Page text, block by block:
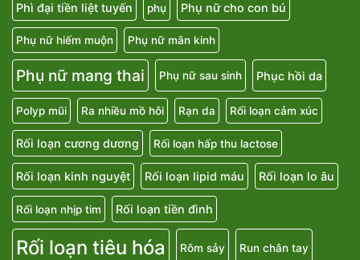
Phì đại tiền liệt tuyến phụ Phụ nữ cho con bú
Phụ nữ hiếm muộn Phụ nữ mãn kinh
Phụ nữ mang thai Phụ nữ sau sinh Phục hồi da
Polyp mũi Ra nhiều mồ hôi Rạn da Rối loạn cảm xúc
Rối loạn cương dương Rối loạn hấp thu lactose
Rối loạn kinh nguyệt Rối loạn lipid máu Rối loạn lo âu
Rối loạn nhịp tim Rối loạn tiền đình
Rối loạn tiêu hóa Rôm sảy Run chân tay